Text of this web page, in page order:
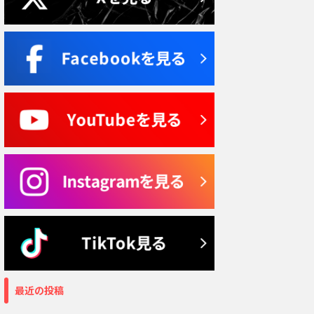
最近の投稿